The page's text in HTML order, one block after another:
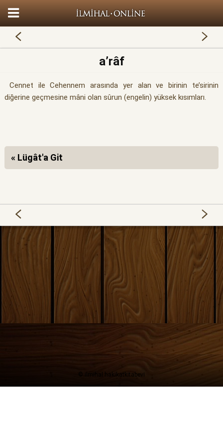
a’râf
Cennet ile Cehennem arasında yer alan ve birinin te’sirinin
diğerine geçmesine mâni olan sûrun (engelin) yüksek kısımları.
« Lügât'a Git
© ilmihal hakikatkitabevi